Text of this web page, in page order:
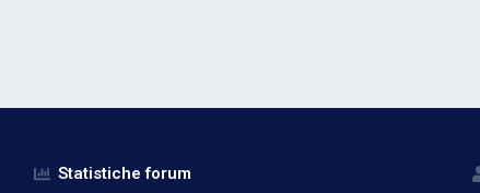
Statistiche forum